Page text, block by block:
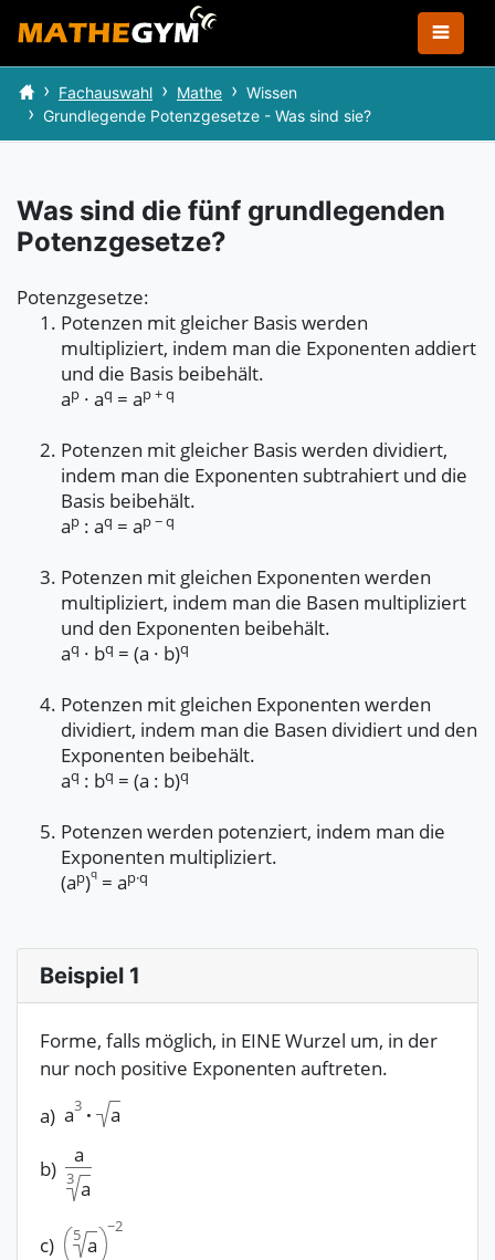
Fachauswahl Mathe
Wissen
Grundlegende Potenzgesetze - Was sind sie?
Was sind die fünf grundlegenden
Potenzgesetze?
Potenzgesetze:
Potenzen mit gleicher Basis werden
multipliziert, indem man die Exponenten addiert
und die Basis beibehält.
ap · aq = ap + q
Potenzen mit gleicher Basis werden dividiert,
indem man die Exponenten subtrahiert und die
Basis beibehält.
ap : aq = ap − q
Potenzen mit gleichen Exponenten werden
multipliziert, indem man die Basen multipliziert
und den Exponenten beibehält.
aq · bq = (a · b)q
Potenzen mit gleichen Exponenten werden
dividiert, indem man die Basen dividiert und den
Exponenten beibehält.
aq : bq = (a : b)q
Potenzen werden potenziert, indem man die
Exponenten multipliziert.
(ap)q = ap·q
Beispiel 1
Forme, falls möglich, in EINE Wurzel um, in der
nur noch positive Exponenten auftreten.
a) a3 · a
b)
a
3 a
c) 5 a
−2